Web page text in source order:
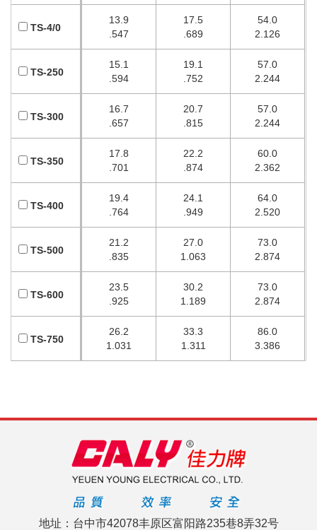
13.9
.547
17.5
.689
54.0
2.126
15.1
.594
19.1
.752
57.0
2.244
16.7
.657
20.7
.815
57.0
2.244
17.8
.701
22.2
.874
60.0
2.362
19.4
.764
24.1
.949
64.0
2.520
21.2
.835
27.0
1.063
73.0
2.874
23.5
.925
30.2
1.189
73.0
2.874
26.2
1.031
33.3
1.311
86.0
3.386
TS-4/0
TS-250
TS-300
TS-350
TS-400
TS-500
TS-600
TS-750
地址：台中市42078丰原区富阳路235巷8弄32号